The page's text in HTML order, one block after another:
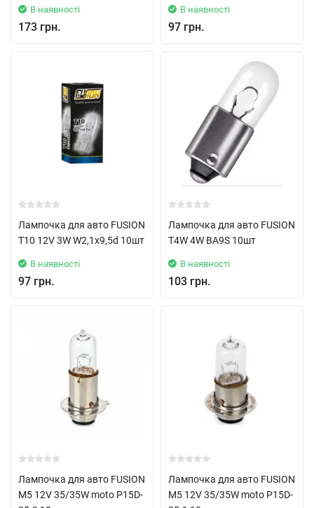
В наявності
173 грн.
В наявності
97 грн.
Лампочка для авто FUSION
T10 12V 3W W2,1x9,5d 10шт
В наявності
97 грн.
Лампочка для авто FUSION
T4W 4W BA9S 10шт
В наявності
103 грн.
Лампочка для авто FUSION
M5 12V 35/35W moto P15D-
Лампочка для авто FUSION
M5 12V 35/35W moto P15D-